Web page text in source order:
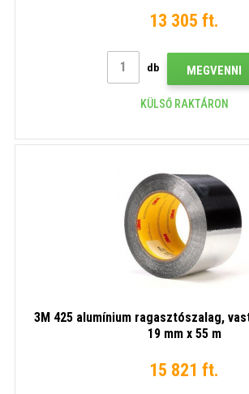
13 305 ft.
db MEGVENNI
KÜLSŐ RAKTÁRON
3M 425 alumínium ragasztószalag,
19 mm x 55 m
15 821 ft.